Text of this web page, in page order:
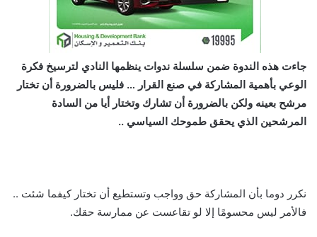
جاءت هذه الندوة ضمن سلسلة ندوات ينظمها النادي لترسيخ فكرة
الوعي بأهمية المشاركة في صنع القرار … فليس بالضرورة أن تختار
مرشح بعينه ولكن بالضرورة أن تشارك وتختار أيا من السادة
المرشحين الذي يحقق طموحك السياسي ..
نكرر دوما بأن المشاركة حق وواجب وتستطيع أن تختار كيفما شئت ..
فالأمر ليس محسومًا إلا لو تقاعست عن ممارسة حقك.